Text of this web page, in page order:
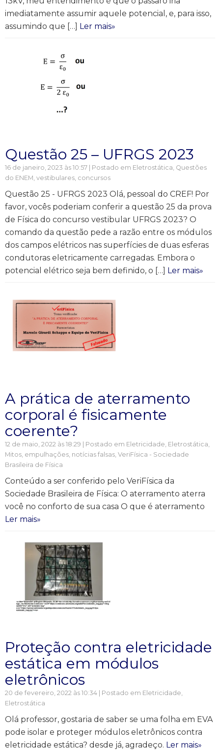
imediatamente assumir aquele potencial, e, para isso,
assumindo que […] Ler mais»
Questão 25 – UFRGS 2023
16 de janeiro, 2023 às 10:57 | Postado em Eletrostática, Questões
do ENEM, vestibulares, concursos
Questão 25 - UFRGS 2023 Olá, pessoal do CREF! Por
favor, vocês poderiam conferir a questão 25 da prova
de Física do concurso vestibular UFRGS 2023? O
comando da questão pede a razão entre os módulos
dos campos elétricos nas superfícies de duas esferas
condutoras eletricamente carregadas. Embora o
potencial elétrico seja bem definido, o […] Ler mais»
A prática de aterramento
corporal é fisicamente
coerente?
12 de maio, 2022 às 18:29 | Postado em Eletricidade, Eletrostática,
Mitos, empulhações, notícias falsas, VeriFísica - Sociedade
Brasileira de Física
Conteúdo a ser conferido pelo VeriFísica da
Sociedade Brasileira de Física: O aterramento aterra
você no conforto de sua casa O que é aterramento
Ler mais»
Proteção contra eletricidade
estática em módulos
eletrônicos
20 de fevereiro, 2022 às 10:34 | Postado em Eletricidade,
Eletrostática
Olá professor, gostaria de saber se uma folha em EVA
pode isolar e proteger módulos eletrônicos contra
eletricidade estática? desde já, agradeço. Ler mais»